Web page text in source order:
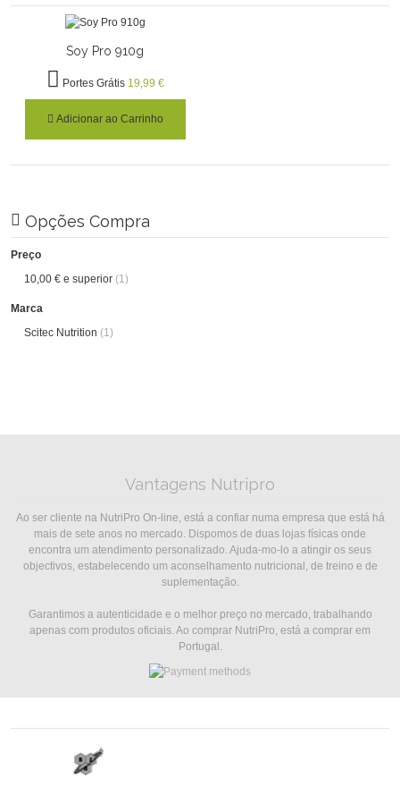
Soy Pro 910g
Portes Grátis 19,99 €
Adicionar ao Carrinho
Opções Compra
Preço
10,00 € e superior (1)
Marca
Scitec Nutrition (1)
Vantagens Nutripro
Ao ser cliente na NutriPro On-line, está a confiar numa empresa que está há
mais de sete anos no mercado. Dispomos de duas lojas físicas onde
encontra um atendimento personalizado. Ajuda-mo-lo a atingir os seus
objectivos, estabelecendo um aconselhamento nutricional, de treino e de
suplementação.
Garantimos a autenticidade e o melhor preço no mercado, trabalhando
apenas com produtos oficiais. Ao comprar NutriPro, está a comprar em
Portugal.